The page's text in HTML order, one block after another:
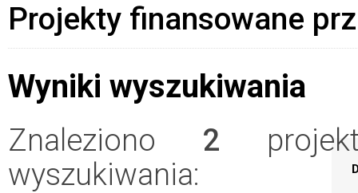
Projekty finansowane
Wyniki wyszukiwania
Znaleziono 2
wyszukiwania: